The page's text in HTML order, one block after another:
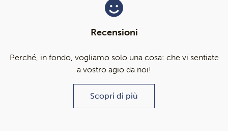
Recensioni
Perché, in fondo, vogliamo solo una cosa: che vi sentiate
a vostro agio da noi!
Scopri di più